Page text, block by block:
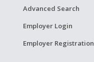
Advanced Search
Employer Login
Employer Registration